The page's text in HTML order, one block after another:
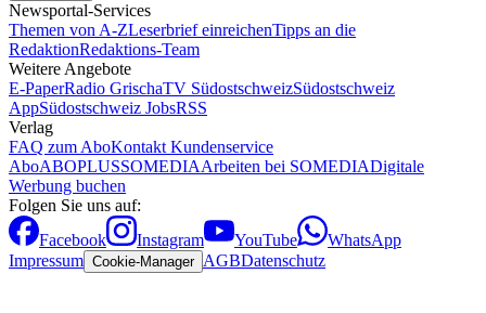
Newsportal-Services
Themen von A-ZLeserbrief einreichenTipps an die
RedaktionRedaktions-Team
Weitere Angebote
E-PaperRadio GrischaTV SüdostschweizSüdostschweiz
AppSüdostschweiz JobsRSS
Verlag
FAQ zum AboKontakt Kundenservice
AboABOPLUSSOMEDIAArbeiten bei SOMEDIADigitale
Werbung buchen
Folgen Sie uns auf:
Facebook
Instagram YouTube
WhatsApp
Impressum Cookie-Manager AGBDatenschutz